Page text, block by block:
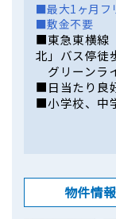
■最大1ヶ月フ
■敷金不要
■東急東横線
北」バス停徒
グリーンラ
■日当たり良
■小学校、中
物件情